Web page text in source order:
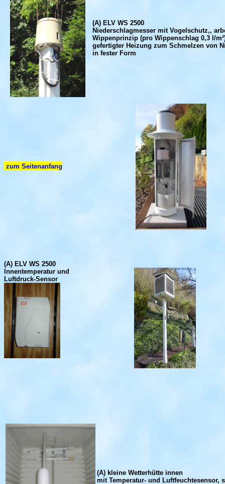
(A) ELV WS 2500
Niederschlagmesser mit Vogelschutz,,
Wippenprinzip (pro Wippenschlag 0,3 l/
gefertigter Heizung zum Schmelzen von
in fester Form
zum Seitenanfang
(A) ELV WS 2500
Innentemperatur und
Luftdruck-Sensor
(A) kleine Wetterhütte innen
mit Temperatur- und Luftfeuchtesensor,